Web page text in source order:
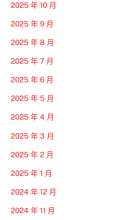
2025 年 10 月
2025 年 9 月
2025 年 8 月
2025 年 7 月
2025 年 6 月
2025 年 5 月
2025 年 4 月
2025 年 3 月
2025 年 2 月
2025 年 1 月
2024 年 12 月
2024 年 11 月